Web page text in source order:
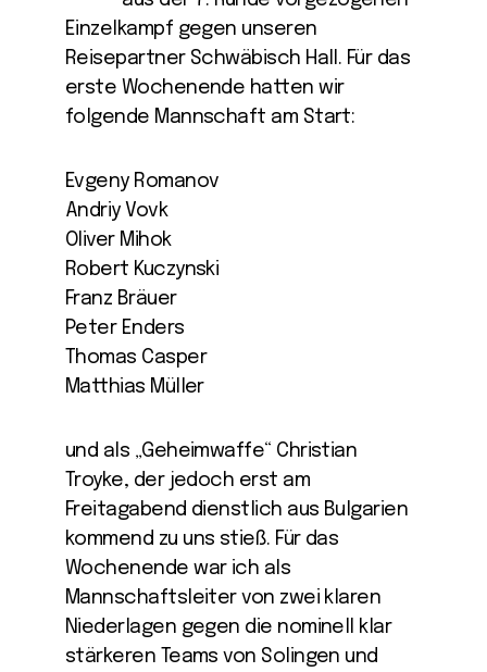
Einzelkampf gegen unseren
Reisepartner Schwäbisch Hall. Für das
erste Wochenende hatten wir
folgende Mannschaft am Start:
Evgeny Romanov
Andriy Vovk
Oliver Mihok
Robert Kuczynski
Franz Bräuer
Peter Enders
Thomas Casper
Matthias Müller
und als „Geheimwaffe“ Christian
Troyke, der jedoch erst am
Freitagabend dienstlich aus Bulgarien
kommend zu uns stieß. Für das
Wochenende war ich als
Mannschaftsleiter von zwei klaren
Niederlagen gegen die nominell klar
stärkeren Teams von Solingen und